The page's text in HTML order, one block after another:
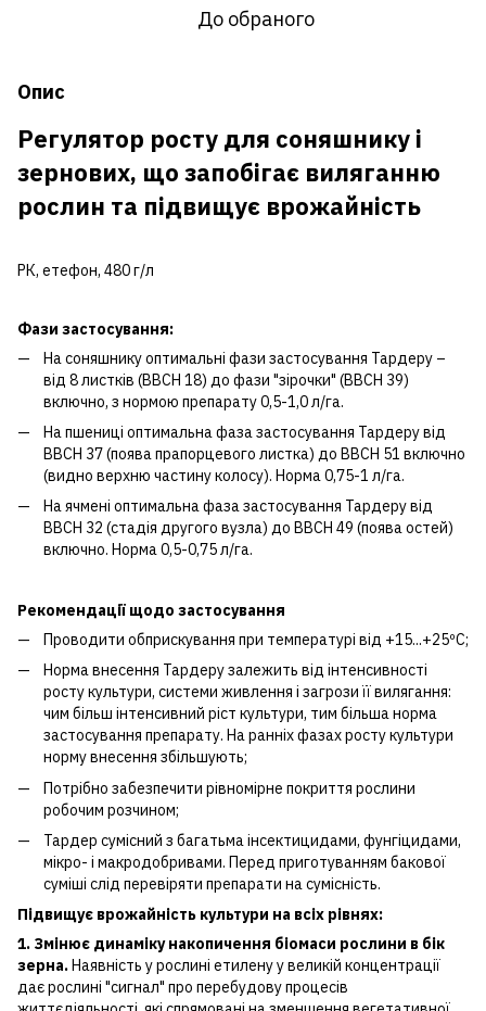
До обраного
Опис
Регулятор росту для соняшнику і
зернових, що запобігає виляганню
рослин та підвищує врожайність
РК, етефон, 480 г/л
Фази застосування:
На соняшнику оптимальні фази застосування Тардеру –
від 8 листків (ВВСН 18) до фази "зірочки" (ВВСН 39)
включно, з нормою препарату 0,5-1,0 л/га.
На пшениці оптимальна фаза застосування Тардеру від
ВВСН 37 (поява прапорцевого листка) до ВВСН 51 включно
(видно верхню частину колосу). Норма 0,75-1 л/га.
На ячмені оптимальна фаза застосування Тардеру від
ВВСН 32 (стадія другого вузла) до ВВСН 49 (поява остей)
включно. Норма 0,5-0,75 л/га.
Рекомендації щодо застосування
Проводити обприскування при температурі від +15...+25ºС;
Норма внесення Тардеру залежить від інтенсивності
росту культури, системи живлення і загрози її вилягання:
чим більш інтенсивний ріст культури, тим більша норма
застосування препарату. На ранніх фазах росту культури
норму внесення збільшують;
Потрібно забезпечити рівномірне покриття рослини
робочим розчином;
Тардер сумісний з багатьма інсектицидами, фунгіцидами,
мікро- і макродобривами. Перед приготуванням бакової
суміші слід перевіряти препарати на сумісність.
Підвищує врожайність культури на всіх рівнях:
1. Змінює динаміку накопичення біомаси рослини в бік
зерна. Наявність у рослині етилену у великій концентрації
дає рослині "сигнал" про перебудову процесів